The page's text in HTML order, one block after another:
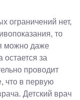
ограничений нет,
то
можно даже
за
проводит
что в первую
Детский врач